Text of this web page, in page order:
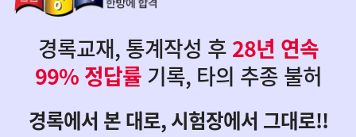
경록교재, 통계작성 후 28년 연속
99% 정답률기록, 타의 추종 불허
경록에서 본 대로, 시험장에서 그대로!!